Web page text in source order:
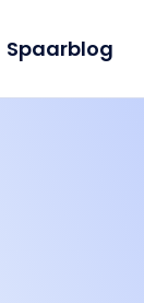
Spaarblog